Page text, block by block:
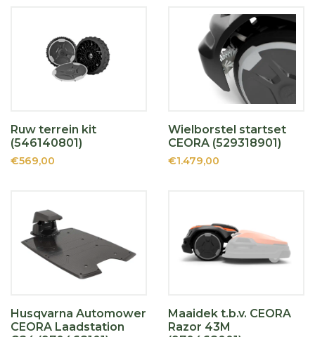
Ruw terrein kit
(546140801)
€569,00
Wielborstel startset
CEORA (529318901)
€1.479,00
Husqvarna Automower
CEORA Laadstation
Maaidek t.b.v. CEORA
Razor 43M